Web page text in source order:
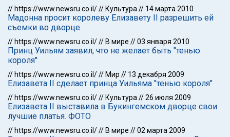
// https://www.newsru.co.il/// Культура // 14 марта 2010
Мадонна просит королеву Елизавету II разрешить ей
съемки во дворце
// https://www.newsru.co.il/// В мире //03 января 2010
Принц Уильям заявил, что не желает быть "тенью
короля"
// https://www.newsru.co.il/// Мир // 13 декабря 2009
Елизавета II сделает принца Уильяма "тенью короля"
// https://www.newsru.co.il/// Культура //26 июля 2009
Елизавета II выставила в Букингемском дворце свои
лучшие платья. ФОТО
// https://www.newsru.co.il/// В мире //02 марта 2009